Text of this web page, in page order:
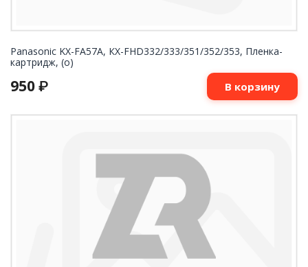
Panasonic KX-FA57A, КХ-FHD332/333/351/352/353, Пленка-
картридж, (o)
950 ₽ В корзину